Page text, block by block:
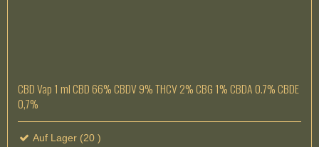
CBD Vap 1 ml CBD 66% CBDV 9% THCV 2% CBG 1% CBDA 0.7% CBDE
0,7%
Auf Lager (20 )